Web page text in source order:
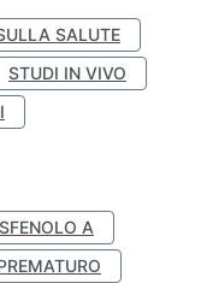
SALUTE
STUDI IN VIVO
A